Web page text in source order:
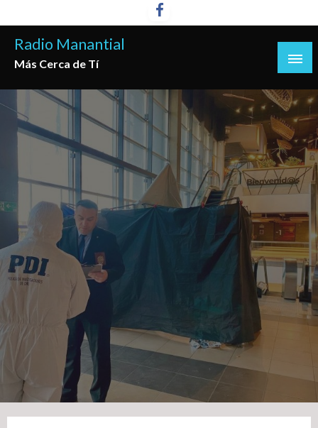
al
contenido
Radio Manantial
Más Cerca de Tí